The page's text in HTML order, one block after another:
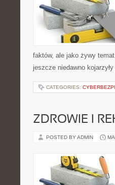
faktów, ale jako żywy
jeszcze niedawno
CATEGORIES:
ZDROWIE I
POSTED BY ADMIN